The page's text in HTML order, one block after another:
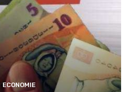
ECONOMIE